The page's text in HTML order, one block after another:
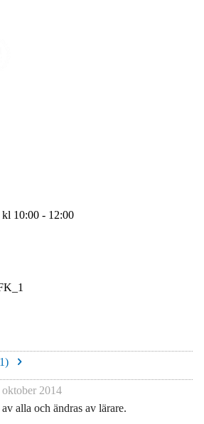
10:00 - 12:00
1)
oktober 2014
alla och ändras av lärare.